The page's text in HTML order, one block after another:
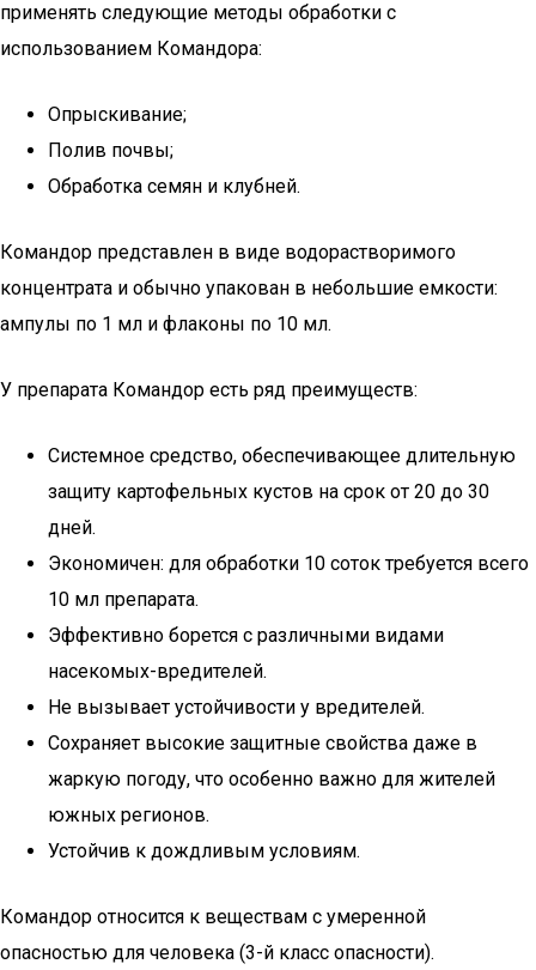
применять следующие методы обработки с
использованием Командора:
Опрыскивание;
Полив почвы;
Обработка семян и клубней.
Командор представлен в виде водорастворимого
концентрата и обычно упакован в небольшие емкости:
ампулы по 1 мл и флаконы по 10 мл.
У препарата Командор есть ряд преимуществ:
Системное средство, обеспечивающее длительную
защиту картофельных кустов на срок от 20 до 30
дней.
Экономичен: для обработки 10 соток требуется всего
10 мл препарата.
Эффективно борется с различными видами
насекомых-вредителей.
Не вызывает устойчивости у вредителей.
Сохраняет высокие защитные свойства даже в
жаркую погоду, что особенно важно для жителей
южных регионов.
Устойчив к дождливым условиям.
Командор относится к веществам с умеренной
опасностью для человека (3-й класс опасности).